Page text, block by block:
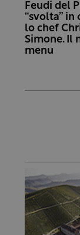
Feudi del
“svolta” in
lo chef
Simone. Il
menu